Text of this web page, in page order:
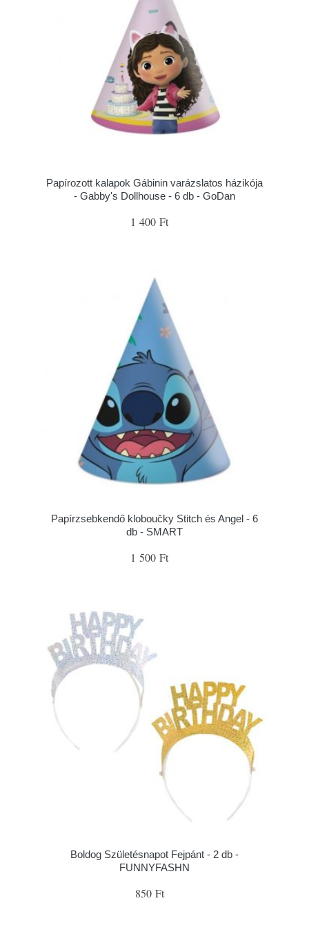
Papírozott kalapok Gábinin varázslatos házikója
- Gabby's Dollhouse - 6 db - GoDan
1 400 Ft
Papírzsebkendő kloboučky Stitch és Angel - 6
db - SMART
1 500 Ft
Boldog Születésnapot Fejpánt - 2 db -
FUNNYFASHN
850 Ft